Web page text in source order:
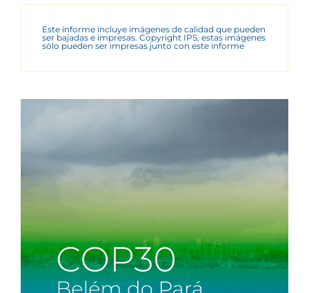
Este informe incluye imágenes de calidad que pueden
ser bajadas e impresas. Copyright IPS, estas imágenes
sólo pueden ser impresas junto con este informe